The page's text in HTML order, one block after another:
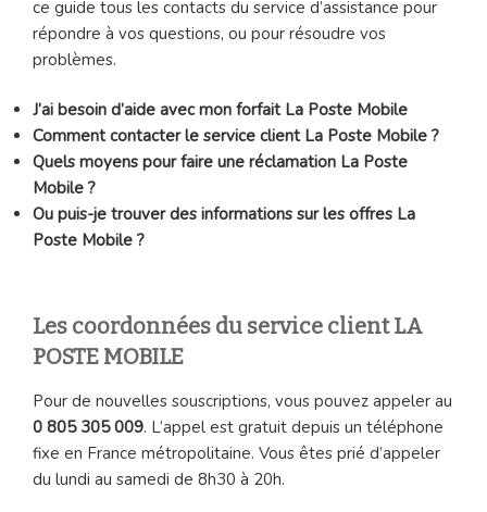
ce guide tous les contacts du service d’assistance pour
répondre à vos questions, ou pour résoudre vos
problèmes.
J’ai besoin d’aide avec mon forfait La Poste Mobile
Comment contacter le service client La Poste Mobile ?
Quels moyens pour faire une réclamation La Poste
Mobile ?
Ou puis-je trouver des informations sur les offres La
Poste Mobile ?
Les coordonnées du service client LA
POSTE MOBILE
Pour de nouvelles souscriptions, vous pouvez appeler au
0 805 305 009. L’appel est gratuit depuis un téléphone
fixe en France métropolitaine. Vous êtes prié d’appeler
du lundi au samedi de 8h30 à 20h.